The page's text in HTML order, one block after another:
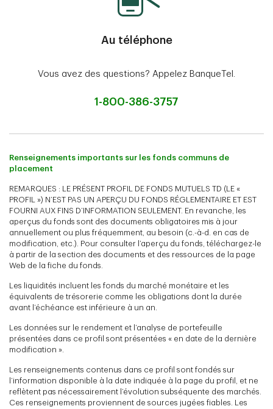
Au téléphone
Vous avez des questions? Appelez BanqueTel.
1-800-386-3757
Renseignements importants sur les fonds communs de
placement
REMARQUES : LE PRÉSENT PROFIL DE FONDS MUTUELS TD (LE «
PROFIL ») N’EST PAS UN APERÇU DU FONDS RÉGLEMENTAIRE ET EST
FOURNI AUX FINS D’INFORMATION SEULEMENT. En revanche, les
aperçus du fonds sont des documents obligatoires mis à jour
annuellement ou plus fréquemment, au besoin (c.-à-d. en cas de
modification, etc.). Pour consulter l’aperçu du fonds, téléchargez-le
à partir de la section des documents et des ressources de la page
Web de la fiche du fonds.
Les liquidités incluent les fonds du marché monétaire et les
équivalents de trésorerie comme les obligations dont la durée
avant l’échéance est inférieure à un an.
Les données sur le rendement et l’analyse de portefeuille
présentées dans ce profil sont présentées « en date de la dernière
modification ».
Les renseignements contenus dans ce profil sont fondés sur
l’information disponible à la date indiquée à la page du profil, et ne
reflètent pas nécessairement l’évolution subséquente des marchés.
Ces renseignements proviennent de sources jugées fiables. Les